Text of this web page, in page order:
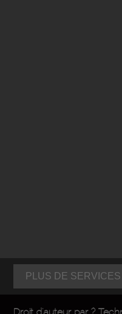
PLUS DE SERVICES
Droit d'auteur par ?